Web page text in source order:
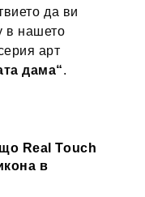
да ви
в нашето
арт
дама“.
Real Touch
в